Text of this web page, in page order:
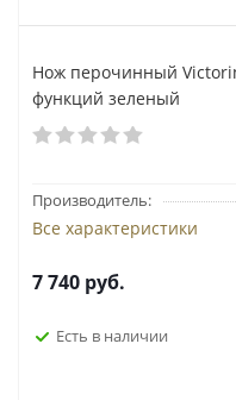
Нож перочинный
функций зеленый
Производитель:
Все характеристики
7 740 руб.
Есть в наличии